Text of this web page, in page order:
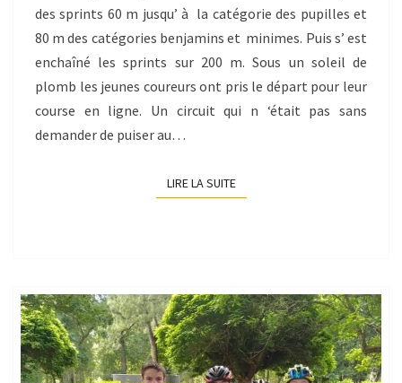
des sprints 60 m jusqu’ à la catégorie des pupilles et
80 m des catégories benjamins et minimes. Puis s’ est
enchaîné les sprints sur 200 m. Sous un soleil de
plomb les jeunes coureurs ont pris le départ pour leur
course en ligne. Un circuit qui n ‘était pas sans
demander de puiser au…
LIRE LA SUITELIRE LA SUITE